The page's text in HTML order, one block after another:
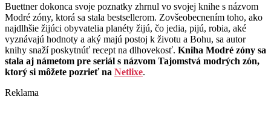
Buettner dokonca svoje poznatky zhrnul vo svojej knihe s názvom
Modré zóny, ktorá sa stala bestsellerom. Zovšeobecnením toho, ako
najdlhšie žijúci obyvatelia planéty žijú, čo jedia, pijú, robia, aké
vyznávajú hodnoty a aký majú postoj k životu a Bohu, sa autor
knihy snaží poskytnúť recept na dlhovekosť. Kniha Modré zóny sa
stala aj námetom pre seriál s názvom Tajomstvá modrých zón,
ktorý si môžete pozrieť na Netlixe.
Reklama